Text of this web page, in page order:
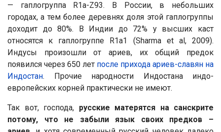
— гаплогруппа R1a-Z93. В России, в небольших
городах, а тем более деревнях доля этой гаплогруппы
доходит до 80%. В Индии до 72% у высших каст
относятся к гаплогруппе R1a1 (Sharma et al, 2009).
Индусы произошли от ариев, их общий предок
появился через 650 лет после прихода ариев-славян на
Индостан. Прочие народности Индостана индо-
европейских корней практически не имеют.
Так вот, господа, русские матерятся на санскрите
потому, что не забыли язык своих предков –